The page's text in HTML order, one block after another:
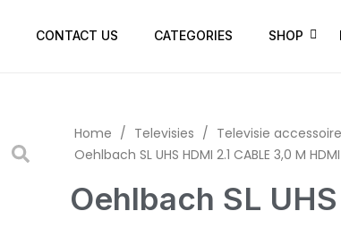
CONTACT US CATEGORIES SHOP
Home / Televisies / Televisie
Oehlbach SL UHS HDMI 2.1 CABLE 3,0 M
Oehlbach SL